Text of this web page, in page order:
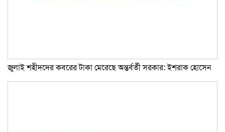
জুলাই শহীদদের কবরের টাকা মেরেছে অন্তর্বর্তী সরকার: ইশরাক হোসেন